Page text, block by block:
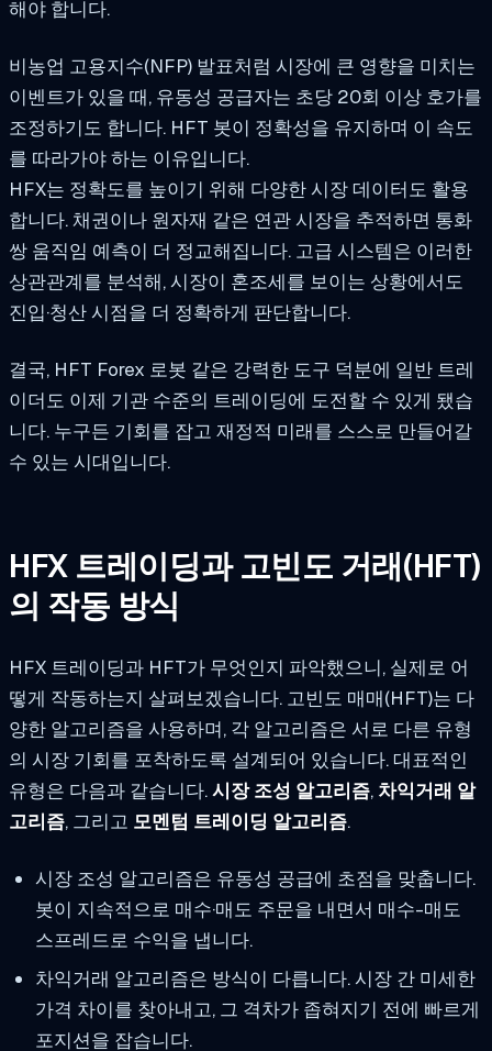
해야 합니다.
비농업 고용지수(NFP) 발표처럼 시장에 큰 영향을 미치는
이벤트가 있을 때, 유동성 공급자는 초당 20회 이상 호가를
조정하기도 합니다. HFT 봇이 정확성을 유지하며 이 속도
를 따라가야 하는 이유입니다.
HFX는 정확도를 높이기 위해 다양한 시장 데이터도 활용
합니다. 채권이나 원자재 같은 연관 시장을 추적하면 통화
쌍 움직임 예측이 더 정교해집니다. 고급 시스템은 이러한
상관관계를 분석해, 시장이 혼조세를 보이는 상황에서도
진입·청산 시점을 더 정확하게 판단합니다.
결국, HFT Forex 로봇 같은 강력한 도구 덕분에 일반 트레
이더도 이제 기관 수준의 트레이딩에 도전할 수 있게 됐습
니다. 누구든 기회를 잡고 재정적 미래를 스스로 만들어갈
수 있는 시대입니다.
HFX 트레이딩과 고빈도 거래(HFT)
의 작동 방식
HFX 트레이딩과 HFT가 무엇인지 파악했으니, 실제로 어
떻게 작동하는지 살펴보겠습니다. 고빈도 매매(HFT)는 다
양한 알고리즘을 사용하며, 각 알고리즘은 서로 다른 유형
의 시장 기회를 포착하도록 설계되어 있습니다. 대표적인
유형은 다음과 같습니다.시장 조성 알고리즘, 차익거래 알
고리즘, 그리고 모멘텀 트레이딩 알고리즘.
시장 조성 알고리즘은 유동성 공급에 초점을 맞춥니다.
봇이 지속적으로 매수·매도 주문을 내면서 매수-매도
스프레드로 수익을 냅니다.
차익거래 알고리즘은 방식이 다릅니다. 시장 간 미세한
가격 차이를 찾아내고, 그 격차가 좁혀지기 전에 빠르게
포지션을 잡습니다.